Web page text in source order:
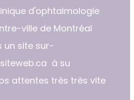
d'ophtalmologie
ville de Montréal
un site sur-
à su
attentes très très vite